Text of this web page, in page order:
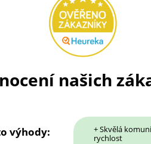
našich
výhody:
+ Skvělá
rychlost